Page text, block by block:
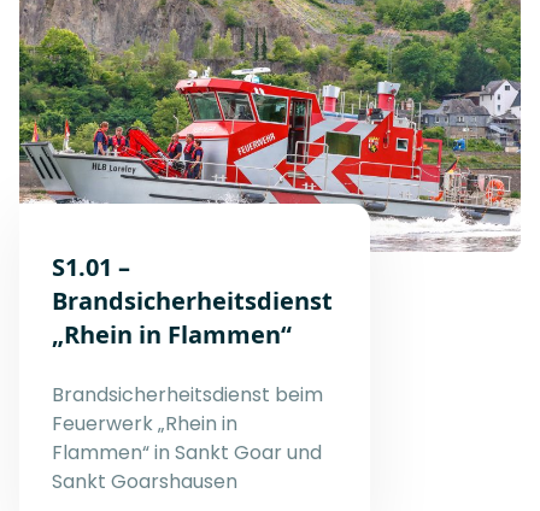
S1.01 –
Brandsicherheitsdienst
„Rhein in Flammen“
Brandsicherheitsdienst beim
Feuerwerk „Rhein in
Flammen“ in Sankt Goar und
Sankt Goarshausen